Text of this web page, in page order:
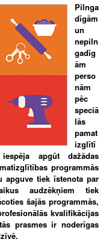
Pilnga
dīgām
un
nepiln
gadīg
ām
perso
nām
pēc
speciā
lās
pamat
izglītī
apgūt dažādas
programmās
apguve tiek īstenota par
audzēkņiem tiek
šajās programmās,
kvalifikācijas
prasmes ir noderīgas